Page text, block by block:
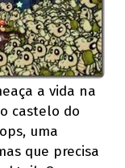
a vida na
castelo do
uma
que precisa